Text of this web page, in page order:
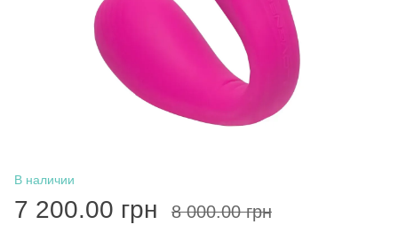
В наличии
7 200.00 грн 8 000.00 грн